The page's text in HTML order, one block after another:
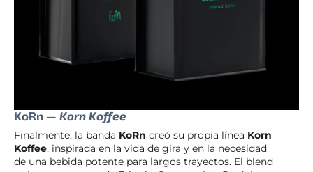
KoRn — Korn Koffee
Finalmente, la banda KoRn creó su propia línea Korn
Koffee, inspirada en la vida de gira y en la necesidad
de una bebida potente para largos trayectos. El blend